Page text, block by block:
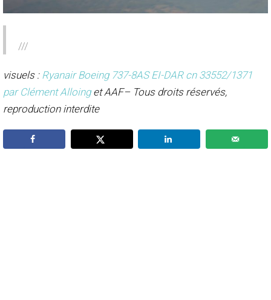
///
visuels : Ryanair Boeing 737-8AS EI-DAR cn 33552/1371
par Clément Alloinget AAF– Tous droits réservés,
reproduction interdite